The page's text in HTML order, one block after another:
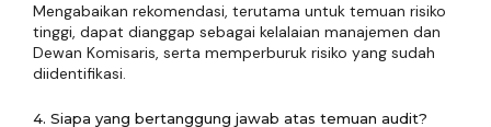
Mengabaikan rekomendasi, terutama untuk temuan risiko
tinggi, dapat dianggap sebagai kelalaian manajemen dan
Dewan Komisaris, serta memperburuk risiko yang sudah
diidentifikasi.
4. Siapa yang bertanggung jawab atas temuan audit?